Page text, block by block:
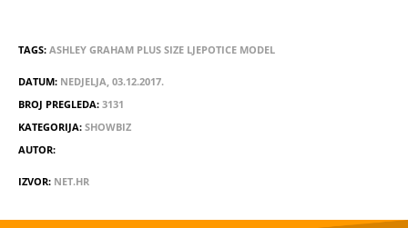
TAGS: ASHLEY GRAHAM PLUS SIZE LJEPOTICE MODEL
DATUM: NEDJELJA, 03.12.2017.
BROJ PREGLEDA: 3131
KATEGORIJA: SHOWBIZ
AUTOR:
IZVOR: NET.HR